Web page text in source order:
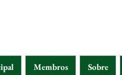
Membros Sobre